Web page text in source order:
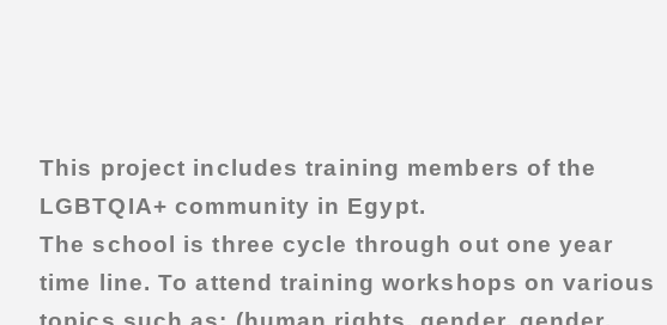
This project includes training members of the
LGBTQIA+ community in Egypt.
The school is three cycle through out one year
time line. To attend training workshops on various